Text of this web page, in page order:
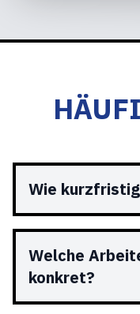
Wie kurzfristig
Welche
konkret?